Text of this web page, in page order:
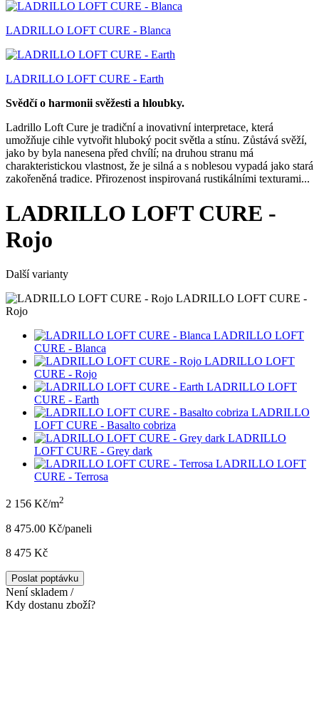
LADRILLO LOFT CURE - Blanca
LADRILLO LOFT CURE - Earth
Svědčí o harmonii svěžesti a hloubky.
Ladrillo Loft Cure je tradiční a inovativní interpretace, která
umožňuje cihle vytvořit hluboký pocit světla a stínu. Zůstává svěží,
jako by byla nanesena před chvílí; na druhou stranu má
charakteristickou vlastnost, že je silná a s noblesou vypadá jako stará
zakořeněná tradice. Přirozenost inspirovaná rustikálními texturami...
LADRILLO LOFT CURE -
Rojo
Další varianty
LADRILLO LOFT CURE -
Rojo
LADRILLO LOFT
CURE - Blanca
LADRILLO LOFT
CURE - Rojo
LADRILLO LOFT
CURE - Earth
LADRILLO
LOFT CURE - Basalto cobriza
LADRILLO
LOFT CURE - Grey dark
LADRILLO LOFT
CURE - Terrosa
2 156 Kč/m2
8 475.00 Kč/paneli
8 475 Kč
Poslat poptávku
Není skladem /
Kdy dostanu zboží?